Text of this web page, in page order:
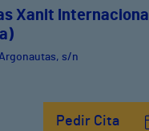
Xanit Internacional
s/n
Pedir Cita